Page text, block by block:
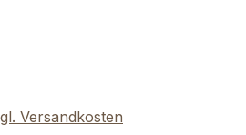
Versandkosten